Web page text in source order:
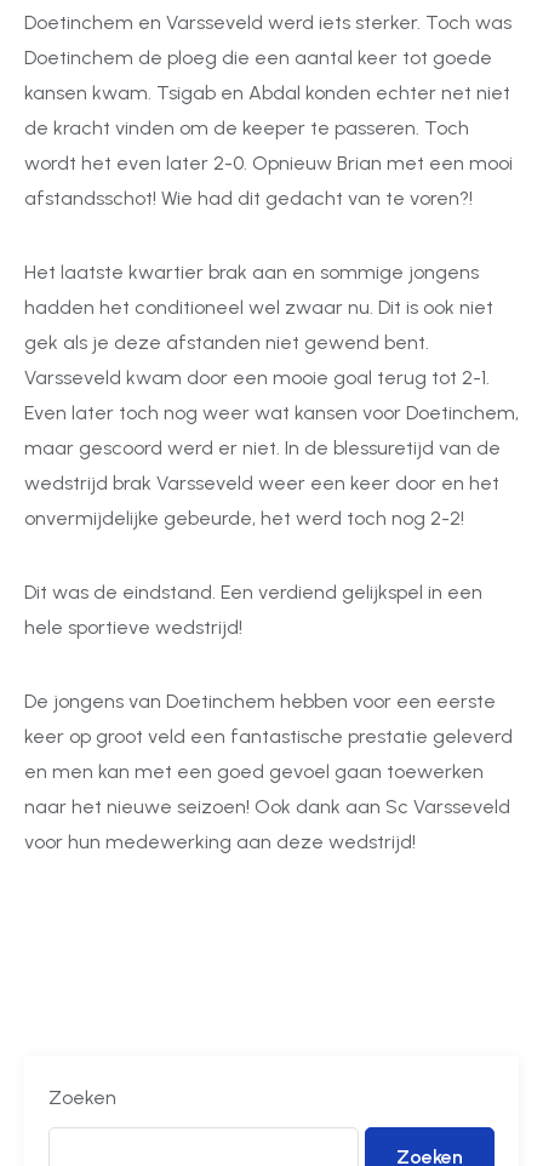
Doetinchem en Varsseveld werd iets sterker. Toch was
Doetinchem de ploeg die een aantal keer tot goede
kansen kwam. Tsigab en Abdal konden echter net niet
de kracht vinden om de keeper te passeren. Toch
wordt het even later 2-0. Opnieuw Brian met een mooi
afstandsschot! Wie had dit gedacht van te voren?!
Het laatste kwartier brak aan en sommige jongens
hadden het conditioneel wel zwaar nu. Dit is ook niet
gek als je deze afstanden niet gewend bent.
Varsseveld kwam door een mooie goal terug tot 2-1.
Even later toch nog weer wat kansen voor Doetinchem,
maar gescoord werd er niet. In de blessuretijd van de
wedstrijd brak Varsseveld weer een keer door en het
onvermijdelijke gebeurde, het werd toch nog 2-2!
Dit was de eindstand. Een verdiend gelijkspel in een
hele sportieve wedstrijd!
De jongens van Doetinchem hebben voor een eerste
keer op groot veld een fantastische prestatie geleverd
en men kan met een goed gevoel gaan toewerken
naar het nieuwe seizoen! Ook dank aan Sc Varsseveld
voor hun medewerking aan deze wedstrijd!
Zoeken
Zoeken